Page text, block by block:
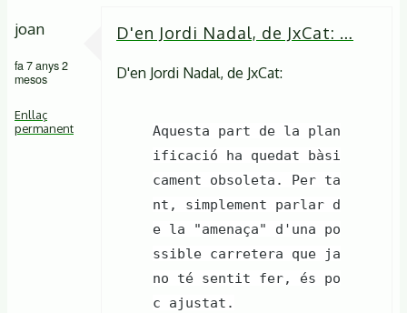
joan
fa 7 anys 2
mesos
Enllaç
permanent
D'en Jordi Nadal, de JxCat: …
D'en Jordi Nadal, de JxCat:
Aquesta part de la plan
ificació ha quedat bàsi
cament obsoleta. Per ta
nt, simplement parlar d
e la "amenaça" d'una po
ssible carretera que ja
no té sentit fer, és po
c ajustat.